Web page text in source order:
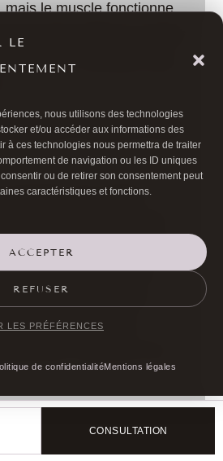
LE
nous utilisons des technologies
et/ou accéder aux informations des
à ces technologies nous permettra de traiter
de navigation ou les ID uniques
ou de retirer son consentement peut
caractéristiques et fonctions.
ACCEPTER
REFUSER
LES PRÉFÉRENCES
de confidentialitéMentions légales
mais le muscle fonctionne
être opérés en même
de détails, consultez notre
du ptosis comporte-t-elle
chirurgie, des risques
spécifique principal est la
encore un peu
chirurgicale. Ces
CONSULTATION